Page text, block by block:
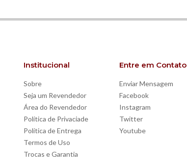
Institucional
Sobre
Seja um Revendedor
Área do Revendedor
Política de Privaciade
Política de Entrega
Termos de Uso
Trocas e Garantia
Entre em Contato
Enviar Mensagem
Facebook
Instagram
Twitter
Youtube